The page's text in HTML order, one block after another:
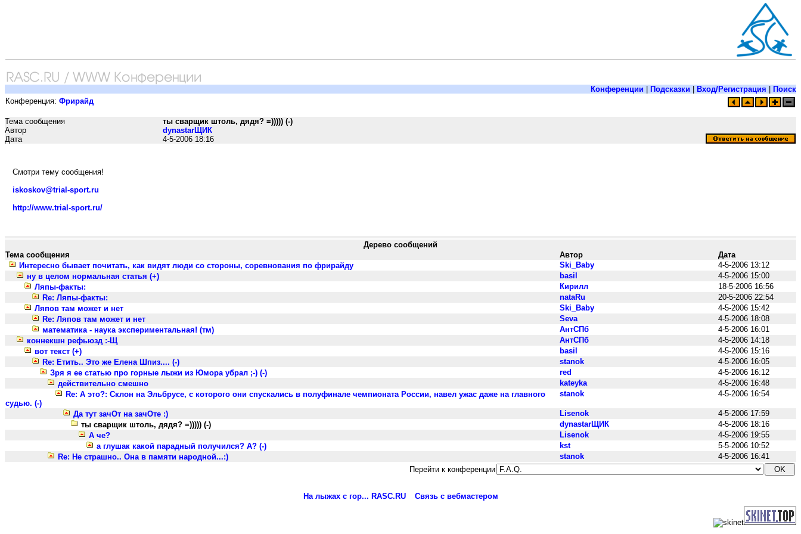
Конференции Подсказки Вход/Регистрация
Поиск
Конференция: Фрирайд
Тема сообщения
ты сварщик штоль, дядя? =))))) (-)
Автор
dynastarЩИК
Дата
4-5-2006 18:16
Смотри тему сообщения!
iskoskov@trial-sport.ru
http://www.trial-sport.ru/
Дерево сообщений
Тема сообщения
Автор
Дата
Интересно бывает почитать, как видят люди со стороны, соревнования по фрирайду
Ski_Baby
4-5-2006 13:12
ну в целом нормальная статья (+)
basil
4-5-2006 15:00
Ляпы-факты:
Кирилл
18-5-2006 16:56
Re: Ляпы-факты:
nataRu
20-5-2006 22:54
Ляпов там может и нет
Ski_Baby
4-5-2006 15:42
Re: Ляпов там может и нет
Seva
4-5-2006 18:08
математика - наука экспериментальная! (тм)
АнтСПб
4-5-2006 16:01
коннекшн рефьюзд :-Щ
АнтСПб
4-5-2006 14:18
вот текст (+)
basil
4-5-2006 15:16
Re: Етить.. Это же Елена Шпиз.... (-)
stanok
4-5-2006 16:05
Зря я ее статью про горные лыжи из Юмора убрал ;-) (-)
red
4-5-2006 16:12
действительно смешно
kateyka
4-5-2006 16:48
Re: А это?: Склон на Эльбрусе, с которого они спускались в полуфинале чемпионата России, навел ужас даже на главного
судью. (-)
stanok 4-5-2006 16:54
Да тут зачОт на зачОте :) Lisenok
4-5-2006 17:59
ты сварщик штоль, дядя? =))))) (-)
dynastarЩИК
4-5-2006 18:16
А че?
Lisenok
4-5-2006 19:55
а глушак какой парадный получился? А? (-)
kst
5-5-2006 10:52
Re: Не страшно.. Она в памяти народной...:)
stanok
4-5-2006 16:41
Перейти к конференции
На лыжах с гор... RASC.RU Связь с вебмастером